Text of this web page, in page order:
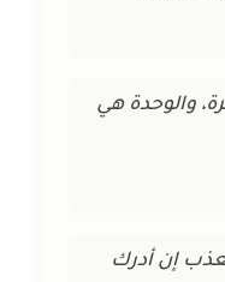
والوحدة هي
إن أدرك